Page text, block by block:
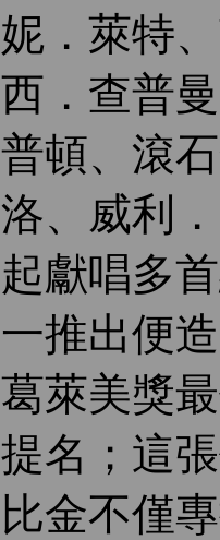
妮．萊特
西．查普
普頓、滾
洛、威利
起獻唱多
一推出便
葛萊美獎
提名；這
比金不僅